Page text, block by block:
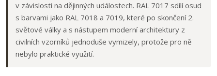
v závislosti na dějinných událostech. RAL 7017 sdílí osud
s barvami jako RAL 7018 a 7019, které po skončení 2.
světové války a s nástupem moderní architektury z
civilních vzorníků jednoduše vymizely, protože pro ně
nebylo praktické využití.